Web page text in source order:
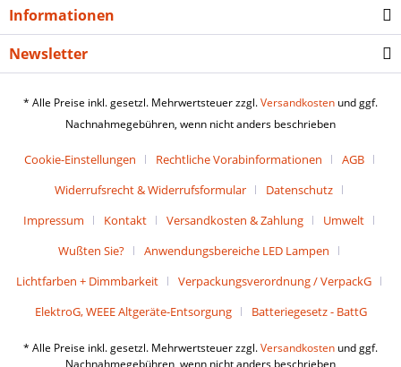
Informationen
Newsletter
* Alle Preise inkl. gesetzl. Mehrwertsteuer zzgl.Versandkosten und ggf.
Nachnahmegebühren, wenn nicht anders beschrieben
Cookie-Einstellungen Rechtliche Vorabinformationen
AGB
Widerrufsrecht & Widerrufsformular
Datenschutz
Impressum
Kontakt Versandkosten & Zahlung
Umwelt
Wußten Sie?
Anwendungsbereiche LED Lampen
Lichtfarben + Dimmbarkeit
Verpackungsverordnung / VerpackG
ElektroG, WEEE Altgeräte-Entsorgung
Batteriegesetz - BattG
* Alle Preise inkl. gesetzl. Mehrwertsteuer zzgl.Versandkosten und ggf.